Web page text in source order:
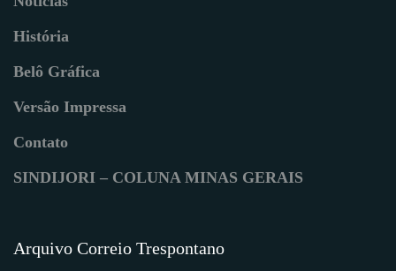
História
Belô Gráfica
Versão Impressa
Contato
SINDIJORI – COLUNA MINAS GERAIS
Arquivo Correio Trespontano